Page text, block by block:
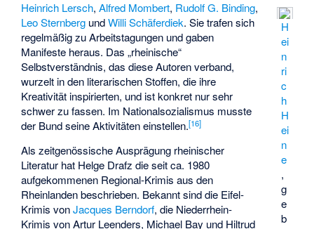
H
ei
n
ri
c
h
H
ei
n
e
,
g
e
b
Heinrich Lersch,Alfred Mombert, Rudolf G. Binding,
Leo Sternberg undWilli Schäferdiek. Sie trafen sich
regelmäßig zu Arbeitstagungen und gaben
Manifeste heraus. Das „rheinische“
Selbstverständnis, das diese Autoren verband,
wurzelt in den literarischen Stoffen, die ihre
Kreativität inspirierten, und ist konkret nur sehr
schwer zu fassen. Im Nationalsozialismus musste
der Bund seine Aktivitäten einstellen.[16]
Als zeitgenössische Ausprägung rheinischer
Literatur hat Helge Drafz die seit ca. 1980
aufgekommenen Regional-Krimis aus den
Rheinlanden beschrieben. Bekannt sind die Eifel-
Krimis vonJacques Berndorf, die Niederrhein-
Krimis von Artur Leenders, Michael Bay und Hiltrud